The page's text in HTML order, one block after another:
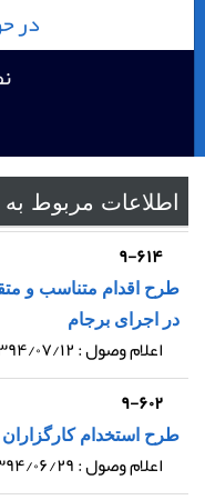
در
اطلاعات مربوط
۹-۶۱۴
طرح اقدام متناسب و
در اجرای برجام
اعلام وصول : ۱۳۹۴/۰۷/۱۲
۹-۶۰۲
طرح استخدام
اعلام وصول : ۱۳۹۴/۰۶/۲۹